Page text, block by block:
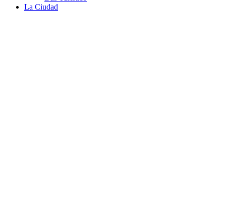
La Ciudad